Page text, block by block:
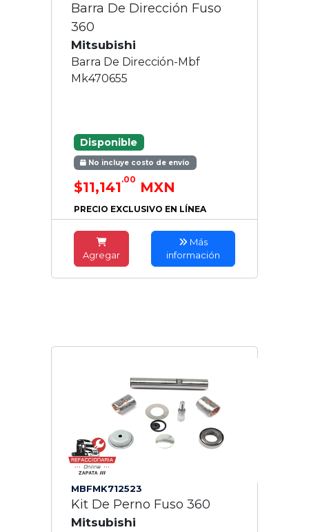
Barra De Dirección Fuso
360
Mitsubishi
Barra De Dirección-Mbf
Mk470655
Disponible
No incluye costo de envío
$11,141.00 MXN
PRECIO EXCLUSIVO EN LÍNEA
Agregar
Más
información
MBFMK712523
Kit De Perno Fuso 360
Mitsubishi